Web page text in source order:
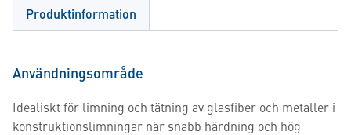
Produktinformation
Användningsområde
Idealiskt för limning och tätning av glasfiber och metaller i
konstruktionslimningar när snabb härdning och hög